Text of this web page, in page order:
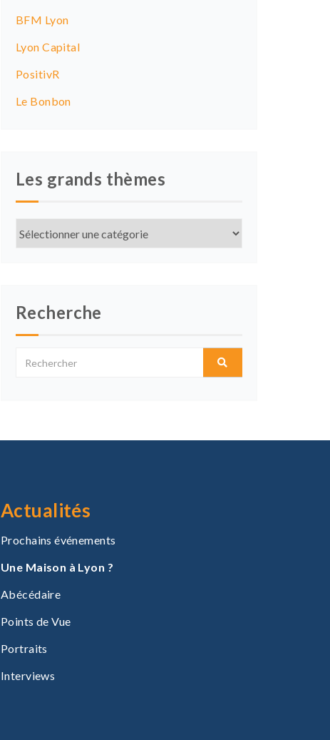
BFM Lyon
Lyon Capital
PositivR
Le Bonbon
Les grands thèmes
Les
grands
Recherche
Actualités
Prochains événements
Une Maison à Lyon ?
Abécédaire
Points de Vue
Portraits
Interviews